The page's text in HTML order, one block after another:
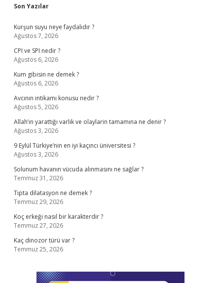
Sidebar
Son Yazılar
Kurşun suyu neye faydalıdır ?
Ağustos 7, 2026
CPI ve SPI nedir ?
Ağustos 6, 2026
Kum gibisin ne demek ?
Ağustos 6, 2026
Avcının intikamı konusu nedir ?
Ağustos 5, 2026
Allah’ın yarattığı varlık ve olaylarin tamamına ne denir ?
Ağustos 3, 2026
9 Eylül Türkiye’nin en iyi kaçıncı üniversitesi ?
Ağustos 3, 2026
Solunum havanın vücuda alınmasını ne sağlar ?
Temmuz 31, 2026
Tıpta dilatasyon ne demek ?
Temmuz 29, 2026
Koç erkeği nasıl bir karakterdir ?
Temmuz 27, 2026
Kaç dinozor türü var ?
Temmuz 25, 2026